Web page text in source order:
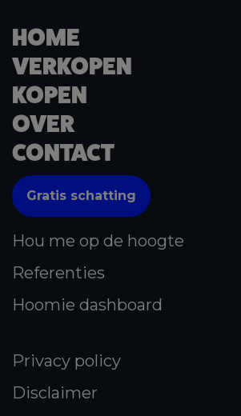
HOME
VERKOPEN
KOPEN
OVER
CONTACT
Gratis schatting
Hou me op de hoogte
Referenties
Hoomie dashboard
Privacy policy
Disclaimer